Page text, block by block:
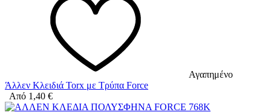
Αγαπημένο
Άλλεν Κλειδιά Torx με Τρύπα Force
Από 1,40 €